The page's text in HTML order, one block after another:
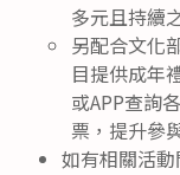
多元且持續
另配合文化
目提供成年
或APP查詢
票，提升參
如有相關活